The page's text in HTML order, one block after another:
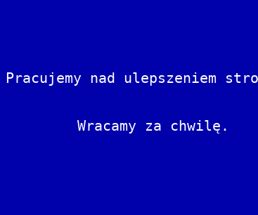
Pracujemy nad ulepszeniem
Wracamy za chwilę.